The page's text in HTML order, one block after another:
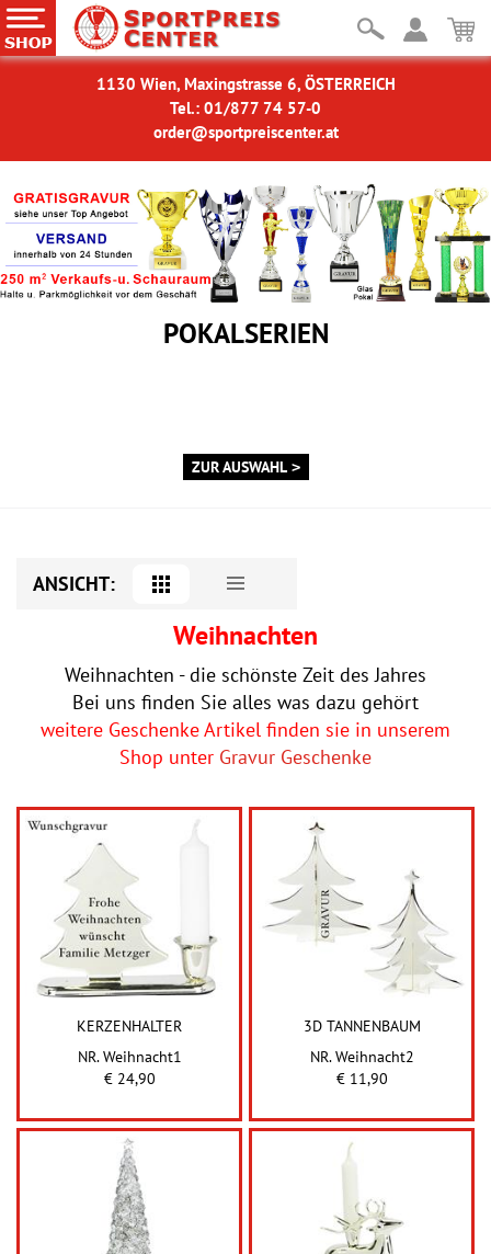
1130 Wien, Maxingstrasse 6, ÖSTERREICH
Tel.: 01/877 74 57-0
order@sportpreiscenter.at
POKALSERIEN
ZUR AUSWAHL
ANSICHT:
Weihnachten
Weihnachten - die schönste Zeit des Jahres
Bei uns finden Sie alles was dazu gehört
weitere Geschenke Artikel finden sie in unserem
Shop unter Gravur Geschenke
KERZENHALTER
NR. Weihnacht1
€ 24,90
3D TANNENBAUM
NR. Weihnacht2
€ 11,90